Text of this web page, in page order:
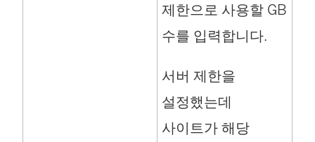
제한으로 사용할 GB
수를 입력합니다.
서버 제한을
설정했는데
사이트가 해당